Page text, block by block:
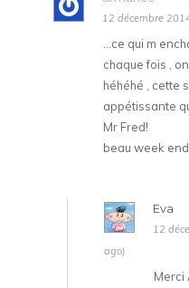
12 décembre
…ce qui m
chaque fois ,
héhéhé , cette
appétissante
Mr Fred!
beau week
Eva
12
ago)
Merci